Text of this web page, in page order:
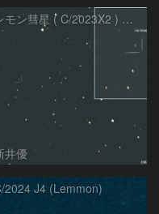
レモン彗星 ( C/2023X2 ) の予報位置：2026/05/29
井優
2024 J4 (Lemmon)